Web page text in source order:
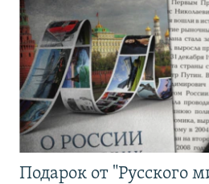
Подарок от "Русского